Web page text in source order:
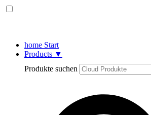
home Start
Products ▼
Produkte suchen